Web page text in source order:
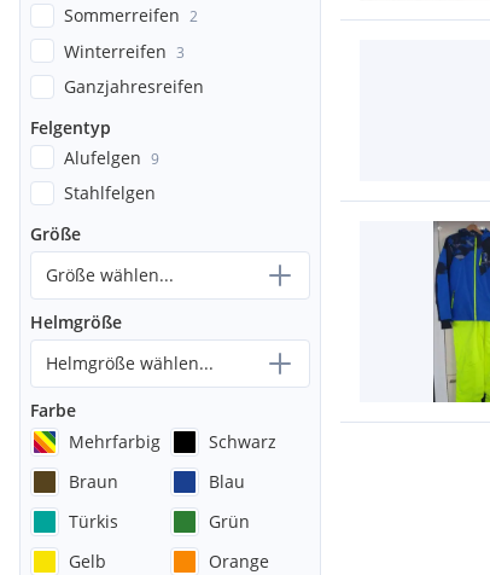
Sommerreifen 2
Winterreifen 3
Ganzjahresreifen
Felgentyp
Alufelgen 9
Stahlfelgen
Größe
Größe wählen...
Helmgröße
Helmgröße wählen...
Farbe
Mehrfarbig
Schwarz
Braun
Blau
Türkis
Grün
Gelb
Orange